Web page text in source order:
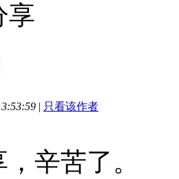
分享
| 只看该作者
辛苦了。